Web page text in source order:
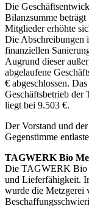
Die
Bilanzsumme
Mitglieder erhöhte
Die Abschreibungen
finanziellen
Augrund dieser
abgelaufene
€ abgeschlossen.
Geschäftsbetrieb
liegt bei 9.503 €.
Der Vorstand und
Gegenstimme
TAGWERK Bio
Die TAGWERK Bio
und Lieferfähigkeit.
wurde die Metzgerei